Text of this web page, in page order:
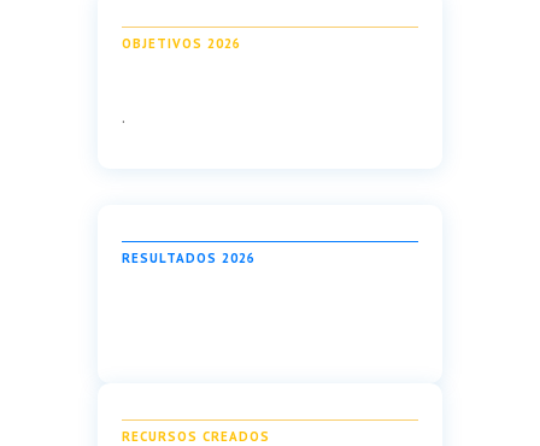
OBJETIVOS 2026
.
RESULTADOS 2026
RECURSOS CREADOS